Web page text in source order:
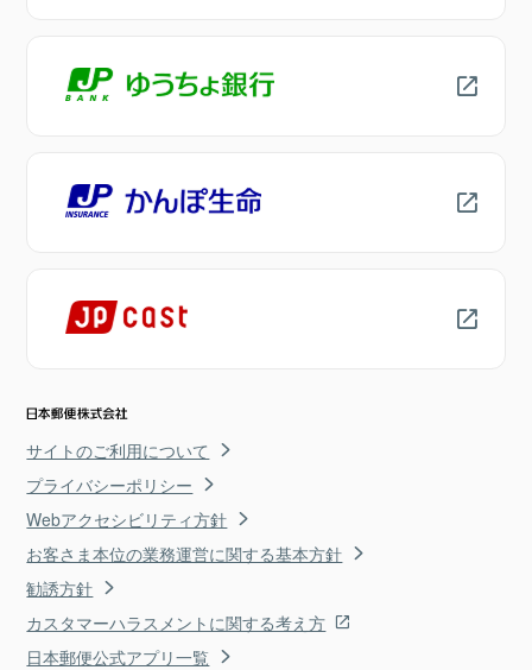
サイトのご利用について
プライバシーポリシー
Webアクセシビリティ方針
お客さま本位の業務運営に関する基本方針
勧誘方針
カスタマーハラスメントに関する考え方
日本郵便公式アプリ一覧